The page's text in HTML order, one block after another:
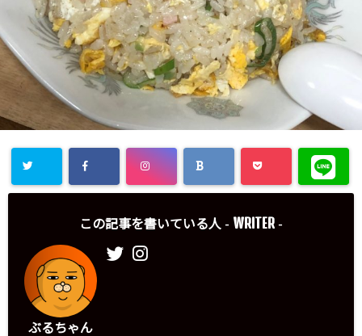
この記事を書いている人 - WRITER -
ぶるちゃん